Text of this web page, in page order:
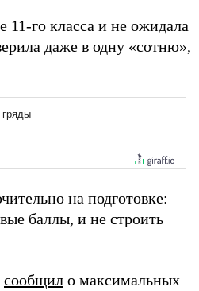
11-го класса и не ожидала
даже в одну «сотню»,
на подготовке:
баллы, и не строить
сообщил о максимальных